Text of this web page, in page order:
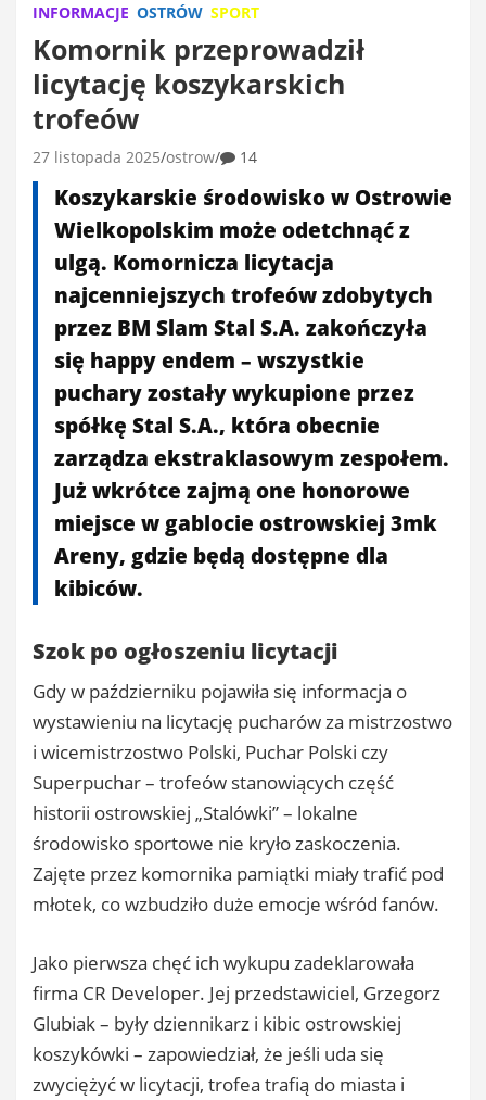
INFORMACJE OSTRÓW SPORT
Komornik przeprowadził
licytację koszykarskich
trofeów
27 listopada 2025 ostrow 14
Koszykarskie środowisko w Ostrowie
Wielkopolskim może odetchnąć z
ulgą. Komornicza licytacja
najcenniejszych trofeów zdobytych
przez BM Slam Stal S.A. zakończyła
się happy endem – wszystkie
puchary zostały wykupione przez
spółkę Stal S.A., która obecnie
zarządza ekstraklasowym zespołem.
Już wkrótce zajmą one honorowe
miejsce w gablocie ostrowskiej 3mk
Areny, gdzie będą dostępne dla
kibiców.
Szok po ogłoszeniu licytacji
Gdy w październiku pojawiła się informacja o
wystawieniu na licytację pucharów za mistrzostwo
i wicemistrzostwo Polski, Puchar Polski czy
Superpuchar – trofeów stanowiących część
historii ostrowskiej „Stalówki” – lokalne
środowisko sportowe nie kryło zaskoczenia.
Zajęte przez komornika pamiątki miały trafić pod
młotek, co wzbudziło duże emocje wśród fanów.
Jako pierwsza chęć ich wykupu zadeklarowała
firma CR Developer. Jej przedstawiciel, Grzegorz
Glubiak – były dziennikarz i kibic ostrowskiej
koszykówki – zapowiedział, że jeśli uda się
zwyciężyć w licytacji, trofea trafią do miasta i